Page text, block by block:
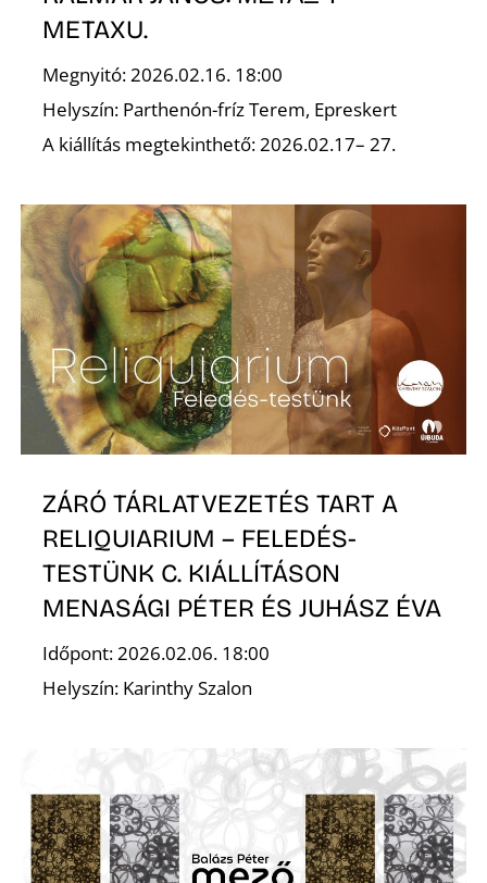
METAXU.
Megnyitó: 2026.02.16. 18:00
Helyszín: Parthenón-fríz Terem, Epreskert
A kiállítás megtekinthető: 2026.02.17– 27.
ZÁRÓ TÁRLATVEZETÉS TART A
RELIQUIARIUM – FELEDÉS-
TESTÜNK C. KIÁLLÍTÁSON
MENASÁGI PÉTER ÉS JUHÁSZ ÉVA
Időpont: 2026.02.06. 18:00
Helyszín: Karinthy Szalon